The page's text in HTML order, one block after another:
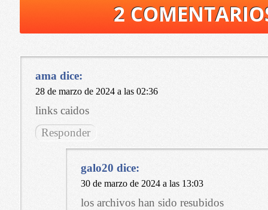
2
ama dice:
28 de marzo de 2024 a las 02:36
links caidos
Responder
galo20 dice:
30 de marzo de 2024 a las 13:03
los archivos han sido resubidos